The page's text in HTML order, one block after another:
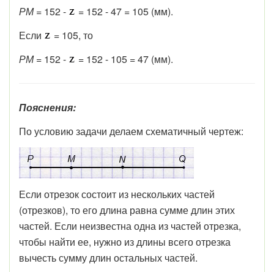
РМ= 152 -
= 152 - 47 = 105 (мм).
Если
= 105, то
РМ= 152 - = 152 - 105 = 47 (мм).
Пояснения:
По условию задачи делаем схематичный чертеж:
Если отрезок состоит из нескольких частей
(отрезков), то его длина равна сумме длин этих
частей. Если неизвестна одна из частей отрезка,
чтобы найти ее, нужно из длины всего отрезка
вычесть сумму длин остальных частей.